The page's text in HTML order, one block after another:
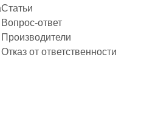
Статьи
Вопрос-ответ
Производители
Отказ от ответственности